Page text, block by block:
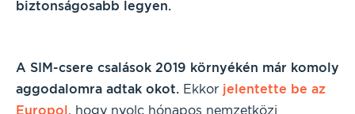
biztonságosabb legyen.
A SIM-csere csalások 2019 környékén már komoly
aggodalomra adtak okot. Ekkor jelentette be az
Europol, hogy nyolc hónapos nemzetközi